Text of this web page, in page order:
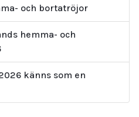
och bortatröjor
hemma- och
känns som en